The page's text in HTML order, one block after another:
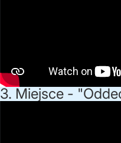
3. Miejsce -